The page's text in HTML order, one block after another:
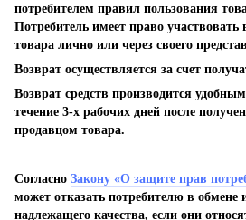
потребителем правил пользования
Потребитель имеет право участвовать
товара лично или через своего
Возврат осуществляется за счет
Возврат средств производится
течение 3-х рабочих дней после
продавцом товара.
Согласно Закону «О защите прав
может отказать потребителю в обмене
надлежащего качества, если они